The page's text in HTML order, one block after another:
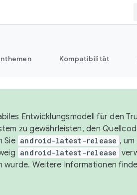
Kompatibilität
Entwicklungsmodell für den
zu gewährleisten, den
Sie android-latest-release ,
android-latest-release
wurde. Weitere Informationen